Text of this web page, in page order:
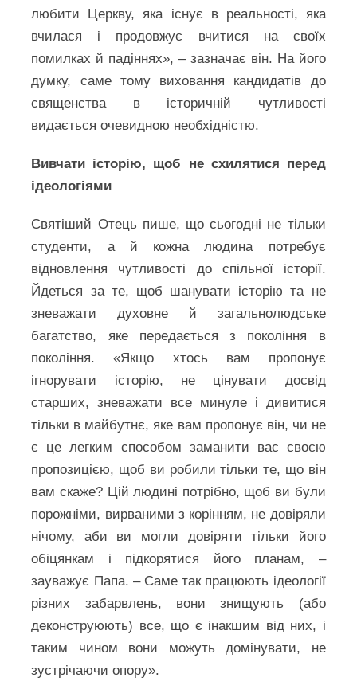
любити Церкву, яка існує в реальності, яка
вчилася і продовжує вчитися на своїх
помилках й падіннях», – зазначає він. На його
думку, саме тому виховання кандидатів до
священства в історичній чутливості
видається очевидною необхідністю.
Вивчати історію, щоб не схилятися перед
ідеологіями
Святіший Отець пише, що сьогодні не тільки
студенти, а й кожна людина потребує
відновлення чутливості до спільної історії.
Йдеться за те, щоб шанувати історію та не
зневажати духовне й загальнолюдське
багатство, яке передається з покоління в
покоління. «Якщо хтось вам пропонує
ігнорувати історію, не цінувати досвід
старших, зневажати все минуле і дивитися
тільки в майбутнє, яке вам пропонує він, чи не
є це легким способом заманити вас своєю
пропозицією, щоб ви робили тільки те, що він
вам скаже? Цій людині потрібно, щоб ви були
порожніми, вирваними з корінням, не довіряли
нічому, аби ви могли довіряти тільки його
обіцянкам і підкорятися його планам, –
зауважує Папа. – Саме так працюють ідеології
різних забарвлень, вони знищують (або
деконструюють) все, що є інакшим від них, і
таким чином вони можуть домінувати, не
зустрічаючи опору».